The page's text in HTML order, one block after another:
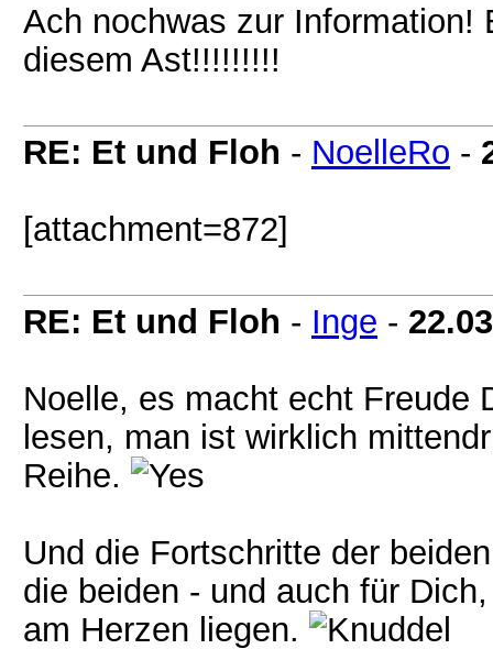
Ach nochwas zur
diesem Ast!!!!!!!!!
RE: Et und Floh - NoelleRo -
[attachment=872]
RE: Et und Floh - Inge -
Noelle, es macht echt Freude
lesen, man ist wirklich
Reihe.
Und die Fortschritte der
die beiden - und auch für
am Herzen liegen.